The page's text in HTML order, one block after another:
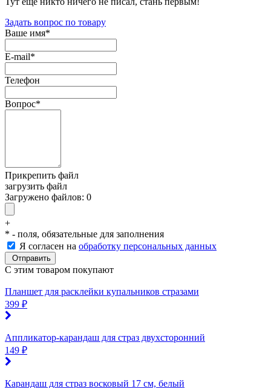
Задать вопрос по товару
Ваше имя*
E-mail*
Телефон
Вопрос*
Прикрепить файл
загрузить файл
Загружено файлов: 0
+
* - поля, обязательные для заполнения
Я согласен на обработку персональных данных
C этим товаром покупают
Планшет для расклейки купальников стразами
399 ₽
Аппликатор-карандаш для страз двухсторонний
149 ₽
Карандаш для страз восковый 17 см, белый